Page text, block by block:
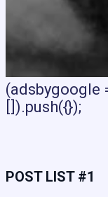
(adsbygoogle
[]).push({});
POST LIST #1